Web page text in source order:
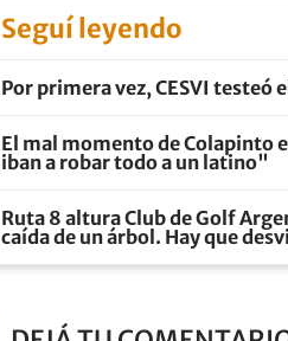
Seguí leyendo
Por primera vez, CESVI testeó
El mal momento de Colapinto
iban a robar todo a un latino"
Ruta 8 altura Club de Golf
caída de un árbol. Hay que